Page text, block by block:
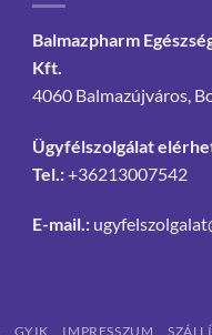
Balmazpharm
Kft.
4060 Balmazújváros,
Ügyfélszolgálat
Tel.:+36213007542
E-mail.:
GYIK IMPRESSZUM